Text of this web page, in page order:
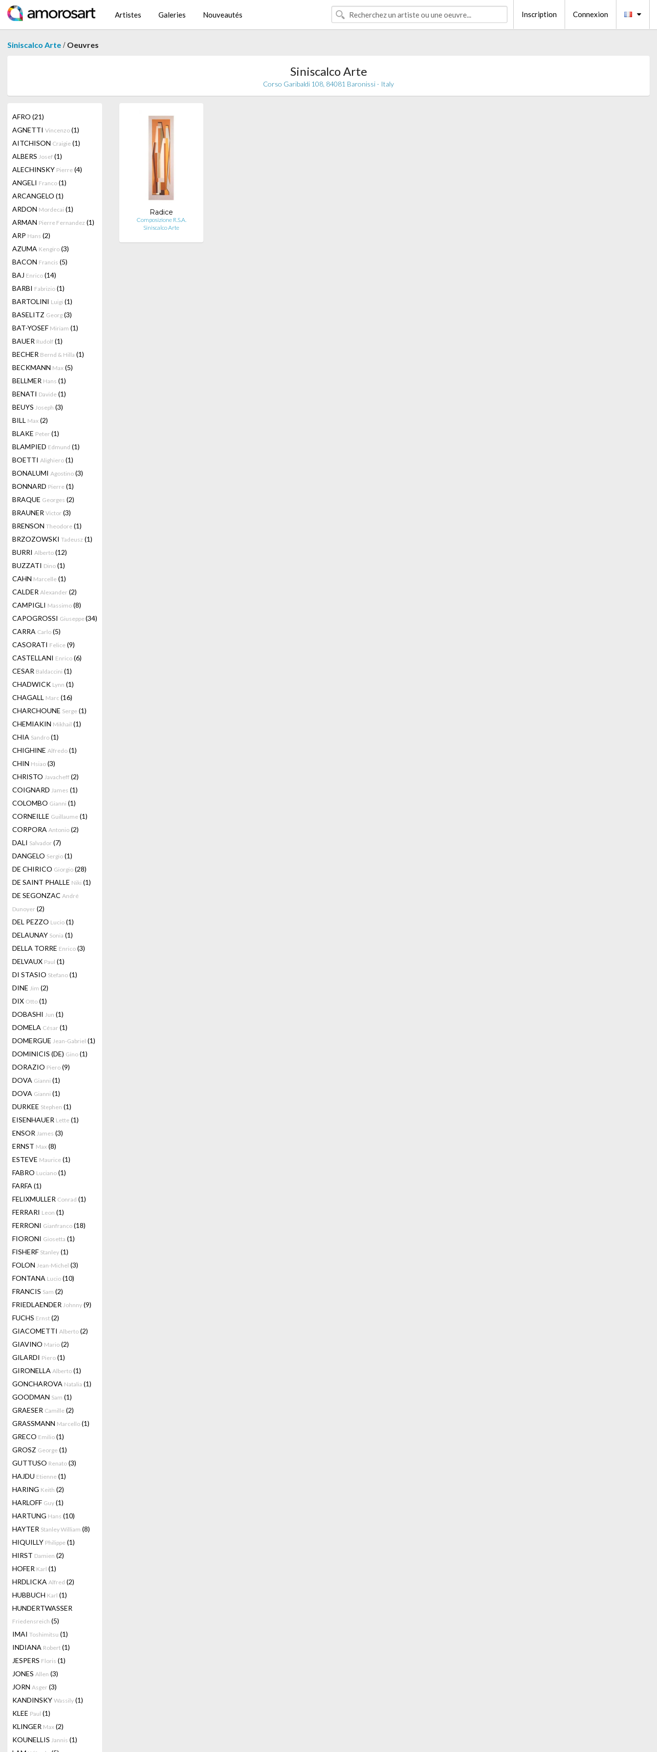
Artistes Galeries Nouveautés Inscription Connexion
Siniscalco Arte / Oeuvres
Siniscalco Arte
Corso Garibaldi 108, 84081 Baronissi - Italy
AFRO (21)
AGNETTI Vincenzo (1)
AITCHISON Craigie (1)
ALBERS Josef (1)
ALECHINSKY Pierre (4)
ANGELI Franco (1)
ARCANGELO (1)
ARDON Mordecai (1)
ARMAN Pierre Fernandez (1)
ARP Hans (2)
AZUMA Kengiro (3)
BACON Francis (5)
BAJ Enrico (14)
BARBI Fabrizio (1)
BARTOLINI Luigi (1)
BASELITZ Georg (3)
BAT-YOSEF Miriam (1)
BAUER Rudolf (1)
BECHER Bernd & Hilla (1)
BECKMANN Max (5)
BELLMER Hans (1)
BENATI Davide (1)
BEUYS Joseph (3)
BILL Max (2)
BLAKE Peter (1)
BLAMPIED Edmund (1)
BOETTI Alighiero (1)
BONALUMI Agostino (3)
BONNARD Pierre (1)
BRAQUE Georges (2)
BRAUNER Victor (3)
BRENSON Theodore (1)
BRZOZOWSKI Tadeusz (1)
BURRI Alberto (12)
BUZZATI Dino (1)
CAHN Marcelle (1)
CALDER Alexander (2)
CAMPIGLI Massimo (8)
CAPOGROSSI Giuseppe(34)
CARRA Carlo (5)
CASORATI Felice (9)
CASTELLANI Enrico (6)
CESAR Baldaccini (1)
CHADWICK Lynn (1)
CHAGALL Marc (16)
CHARCHOUNE Serge (1)
CHEMIAKIN Mikhail (1)
CHIA Sandro (1)
CHIGHINE Alfredo (1)
CHIN Hsiao (3)
CHRISTO Javacheff (2)
COIGNARD James (1)
COLOMBO Gianni (1)
CORNEILLE Guillaume (1)
CORPORA Antonio (2)
DALI Salvador (7)
DANGELO Sergio (1)
DE CHIRICO Giorgio (28)
DE SAINT PHALLE Niki (1)
DE SEGONZAC André
Dunoyer (2)
DEL PEZZO Lucio (1)
DELAUNAY Sonia (1)
DELLA TORRE Enrico (3)
DELVAUX Paul (1)
DI STASIO Stefano (1)
DINE Jim (2)
DIX Otto (1)
DOBASHI Jun (1)
DOMELA César (1)
DOMERGUE Jean-Gabriel (1)
DOMINICIS (DE) Gino (1)
DORAZIO Piero (9)
DOVA Gianni (1)
DOVA Gianni (1)
DURKEE Stephen (1)
EISENHAUER Lette (1)
ENSOR James (3)
ERNST Max (8)
ESTEVE Maurice (1)
FABRO Luciano (1)
FARFA (1)
FELIXMULLER Conrad (1)
FERRARI Leon (1)
FERRONI Gianfranco (18)
FIORONI Giosetta (1)
FISHERF Stanley (1)
FOLON Jean-Michel (3)
FONTANA Lucio (10)
FRANCIS Sam (2)
FRIEDLAENDER Johnny (9)
FUCHS Ernst (2)
GIACOMETTI Alberto (2)
GIAVINO Mario (2)
GILARDI Piero (1)
GIRONELLA Alberto (1)
GONCHAROVA Natalia (1)
GOODMAN Sam (1)
GRAESER Camille (2)
GRASSMANN Marcello (1)
GRECO Emilio (1)
GROSZ George (1)
GUTTUSO Renato (3)
HAJDU Etienne (1)
HARING Keith (2)
HARLOFF Guy (1)
HARTUNG Hans (10)
HAYTER Stanley William (8)
HIQUILLY Philippe (1)
HIRST Damien (2)
HOFER Karl (1)
HRDLICKA Alfred (2)
HUBBUCH Karl (1)
HUNDERTWASSER
Friedensreich (5)
IMAI Toshimitsu (1)
INDIANA Robert (1)
JESPERS Floris (1)
JONES Allen (3)
JORN Asger (3)
KANDINSKY Wassily (1)
KLEE Paul (1)
KLINGER Max (2)
KOUNELLIS Jannis (1)
Radice
Composizione R.S.A.
Siniscalco Arte